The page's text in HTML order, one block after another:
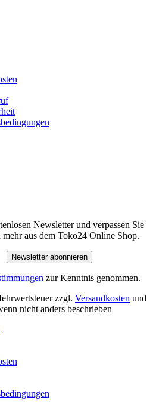
Newsletter und verpassen Sie
aus dem Toko24 Online Shop.
Newsletter abonnieren
zur Kenntnis genommen.
zzgl. Versandkosten und
nicht anders beschrieben